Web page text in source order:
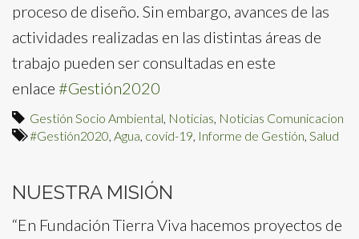
proceso de diseño. Sin embargo, avances de las
actividades realizadas en las distintas áreas de
trabajo pueden ser consultadas en este
enlace #Gestión2020
Gestión Socio Ambiental, Noticias, Noticias Comunicacion
#Gestión2020, Agua, covid-19, Informe de Gestión, Salud
NUESTRA MISIÓN
“En Fundación Tierra Viva hacemos proyectos de